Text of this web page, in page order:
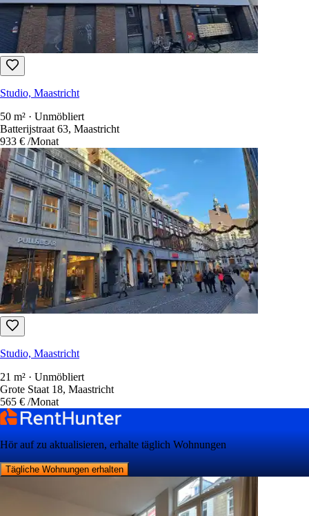
Studio, Maastricht
50 m² · Unmöbliert
Batterijstraat 63, Maastricht
933 € /Monat
Studio, Maastricht
21 m² · Unmöbliert
Grote Staat 18, Maastricht
565 € /Monat
Hör auf zu aktualisieren, erhalte täglich Wohnungen
Tägliche Wohnungen erhalten